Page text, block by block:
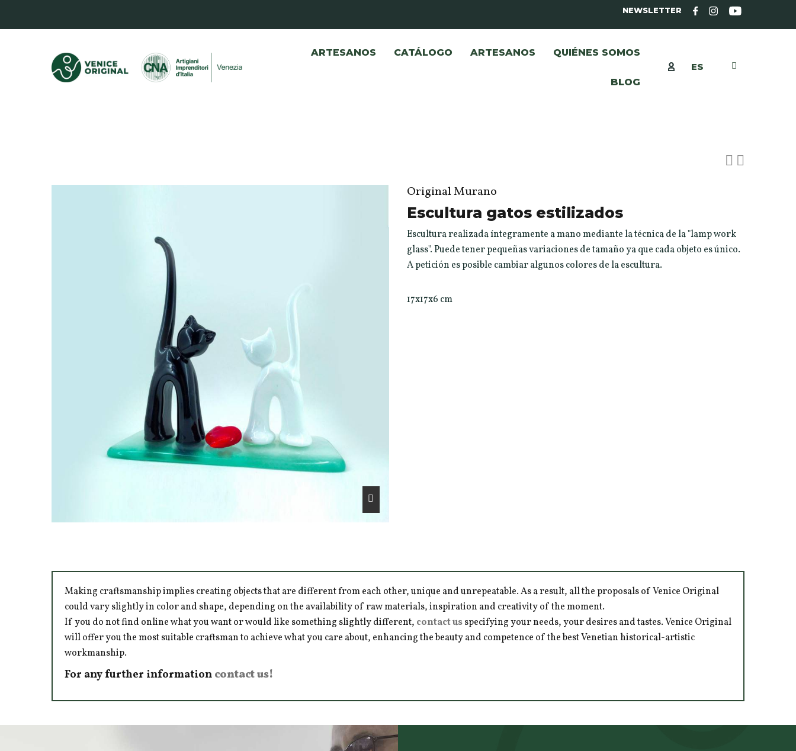
NEWSLETTER
ARTESANOS CATÁLOGO ARTESANOS QUIÉNES SOMOS
BLOG
ES
Original Murano
Escultura gatos estilizados
Escultura realizada íntegramente a mano mediante la técnica de la "lamp work
glass". Puede tener pequeñas variaciones de tamaño ya que cada objeto es único.
A petición es posible cambiar algunos colores de la escultura.
17x17x6 cm
Making craftsmanship implies creating objects that are different from each other, unique and unrepeatable. As a result, all the proposals of Venice Original
could vary slightly in color and shape, depending on the availability of raw materials, inspiration and creativity of the moment.
If you do not find online what you want or would like something slightly different, contact usspecifying your needs, your desires and tastes. Venice Original
will offer you the most suitable craftsman to achieve what you care about, enhancing the beauty and competence of the best Venetian historical-artistic
workmanship.
For any further information contact us!